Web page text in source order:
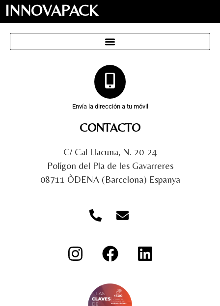
INNOVAPACK
Envía la dirección a tu móvil
CONTACTO
C/ Cal Llacuna, N. 20-24
Polígon del Pla de les Gavarreres
08711 ÒDENA (Barcelona) Espanya